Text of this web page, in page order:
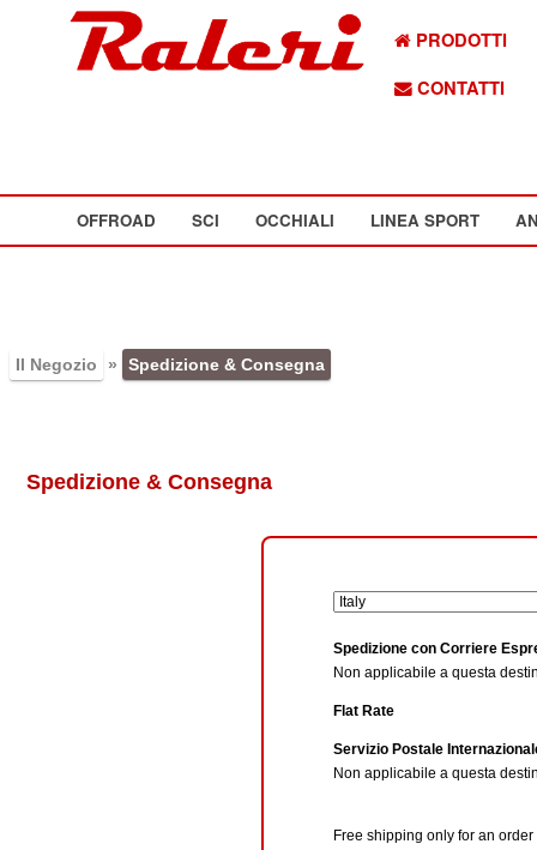
PRODOTTI
CONTATTI
OFFROAD SCI OCCHIALI LINEA SPORT
Il Negozio » Spedizione & Consegna
Spedizione & Consegna
Spedizione con Corriere
Non applicabile a questa
Flat Rate
Servizio Postale
Non applicabile a questa
Free shipping only for an